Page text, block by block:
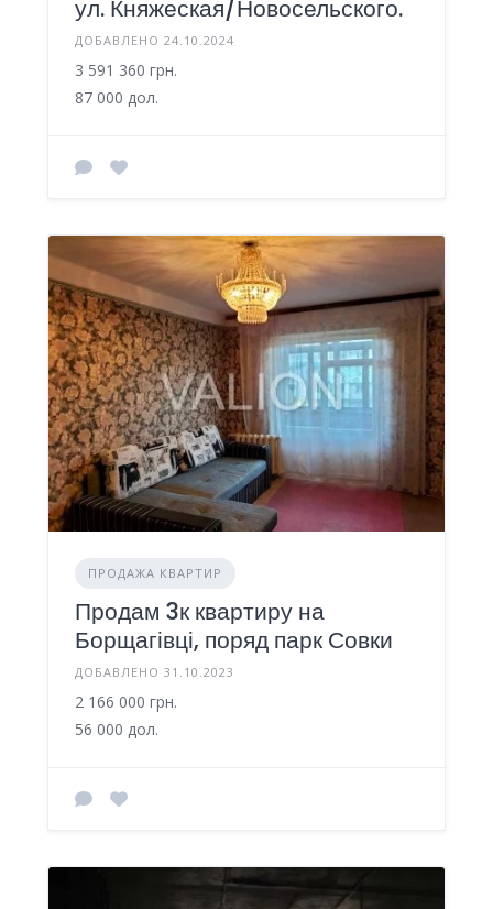
ул. Княжеская/Новосельского.
ДОБАВЛЕНО 24.10.2024
3 591 360 грн.
87 000 дол.
ПРОДАЖА КВАРТИР
Продам 3к квартиру на
Борщагівці, поряд парк Совки
ДОБАВЛЕНО 31.10.2023
2 166 000 грн.
56 000 дол.